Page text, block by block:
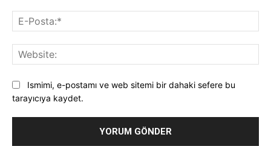
Ismimi, e-postamı ve web sitemi bir dahaki sefere bu
tarayıcıya kaydet.